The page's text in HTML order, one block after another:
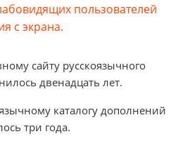
пользователей
с экрана.
сайту русскоязычного
двенадцать лет.
каталогу дополнений
три года.